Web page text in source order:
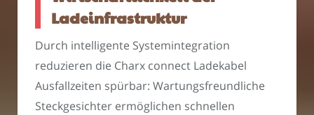
Ladeinfrastruktur
Durch intelligente Systemintegration
reduzieren die Charx connect Ladekabel
Ausfallzeiten spürbar: Wartungsfreundliche
Steckgesichter ermöglichen schnellen